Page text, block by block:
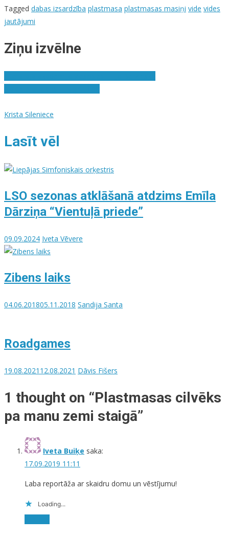
Tagged dabas izsardzība plastmasa plastmasas masiņi vide vides
jautājumi
Ziņu izvēlne
Krista Sileniece
Lasīt vēl
LSO sezonas atklāšanā atdzims Emīla
Dārziņa “Vientuļā priede”
09.09.2024 Iveta Vēvere
Zibens laiks
04.06.201805.11.2018 Sandija Santa
Roadgames
19.08.2021 12.08.2021 Dāvis Fišers
1 thought on “Plastmasas cilvēks
pa manu zemi staigā”
Iveta Buiķe saka:
17.09.2019 11:11
Laba reportāža ar skaidru domu un vēstījumu!
Loading...